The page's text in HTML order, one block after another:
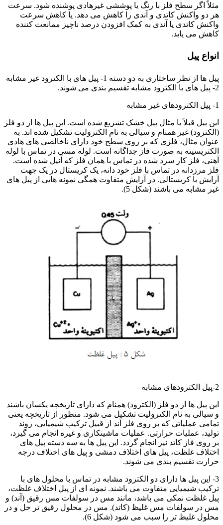
مثلاً اگر سطح فلز با رنگ یا پوششی غیرهادی پوشنده شود. سرعت
هر دو واکنش کاتدی و آندی را کاهش می دهد. یا کاهش سرعت
واکنش کاتدی یا آندی به کمک افزودن درصد ناچیز ممانعت کننده
کاهش می یابد.
انواع پیل
پیل ها از نظر ساختاری به دو دسته 1- پیل های با الکترود غیر مشابه
2- پیل های با الکترود مشابه تقسیم بندی می شوند.
1- پیل الکترودهای غیر مشابه
این پیل قبلاً با مثال پیل خشک تشریع شده است. این پیل ها از دو فلز
(الکترود) غیر همنام و سیالی به نام الکترولیت تشکیل شده اند. به
عنوان مثال، فلزی که بر روی سطح خود دارای ناخالصی های هادی
الکتریسیته به صورت فاز جداگانه است. لوله مسی در تماس با لوله
آهنی، فلز کار سرد شده در تماس با همان فلز که آنیل شده است.
فلز مرزدانه در تماس با فلز خود دانه، یک کریستال در یک جهت
آرایش با کریستالی. در آرایش متفاوت همگی نمونه هایی از پیل های
غیر مشابه می باشند (شکل 5).
2-پیل الکترودهای مشابه
این پیل ها از دو فلز (الکترود) همنام که دارای تاریخچه یکسان باشند
و سیالی به نام الکترولیت تشکیل می شود. منظور از تاریخچه یعنی
تمامی عملیاتی که بر روی فلز آند از قبیل ترکیب شیمیایی، روند
تولید، عملیات حرارتی. عملیات ماشینکاری و غیره انجام می گیرد،
بر روی فاز کاتد نیز انجام گردد. این پیل ها به سه دسته پیل های
اختلاف غلظت، پیل های اختلاف دمشی و پیل های اختلاف درجه
حرارت تقسیم بندی می شوند.
3- این پیل ها دارای دو الکترود مشابه در تماس با محلول های با
ترکیب شیمیایی متفاوت می باشند. نمونه ای از پیل اختلاف غلظت،
پیل غلظت نمکی می باشد، مانند مس در سولفات مس رقیق (آند) و
مس در سولفات مس غلیظ (کاتد). مس در محلول رقیق تر حل و در
محلول غلیظ تر را سبب می شود (شکل 6).